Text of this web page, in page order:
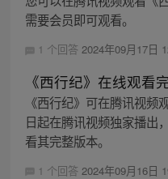
需要会员即可观看。
1 个回答 2024年09月17日
《西行纪》在线观看
《西行纪》可在腾讯视
日起在腾讯视频独家播出
看其完整版本。
1 个回答 2024年09月16日